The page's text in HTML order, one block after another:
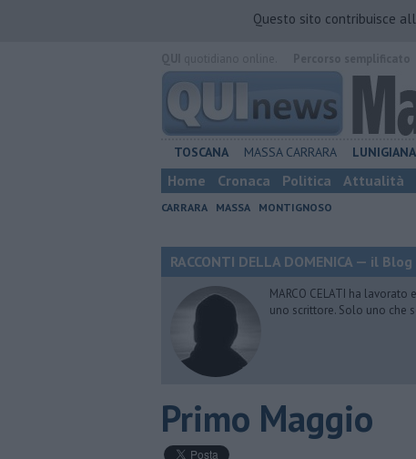
Questo sito contribuisce
TOSCANA MASSA CARRARA LUNIGIANA
Home Cronaca Politica Attualità
CARRARA MASSA MONTIGNOSO
RACCONTI DELLA DOMENICA — il
MARCO CELATI ha lavorato
uno scrittore. Solo uno che
Primo Maggio